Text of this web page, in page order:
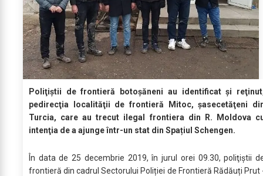
Poliţiştii de frontieră botoşăneni au identificat şi
pedirecţia localităţii de frontieră Mitoc, șasecetăţeni
Turcia, care au trecut ilegal frontiera din R. Moldova
intenţia de a ajunge într-un stat din Spațiul Schengen.
În data de 25 decembrie 2019, în jurul orei 09.30, poliţiştii
frontieră din cadrul Sectorului Poliției de Frontieră Rădăuți Prut